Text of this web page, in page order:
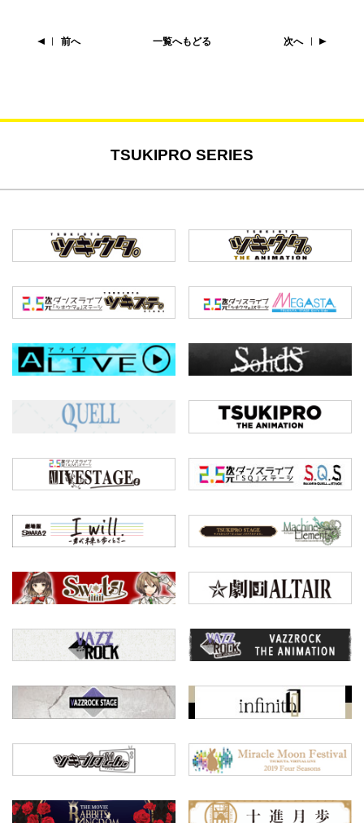
前へ 一覧へもどる 次へ
TSUKIPRO SERIES